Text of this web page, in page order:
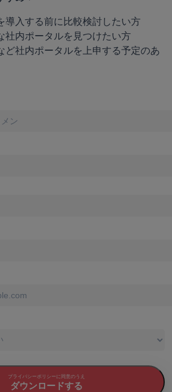
導入する前に比較検討したい方
社内ポータルを見つけたい方
ど社内ポータルを上申する予定のあ
プライバシーポリシーに同意のうえ
ダウンロードする